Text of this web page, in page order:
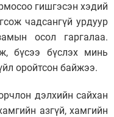
гишгэсэн хэдий
чадсангүй урдуур
осол гаргалаа.
бүсээ бүслэх минь
оройтсон байжээ.
дэлхийн сайхан
азгүй, хамгийн